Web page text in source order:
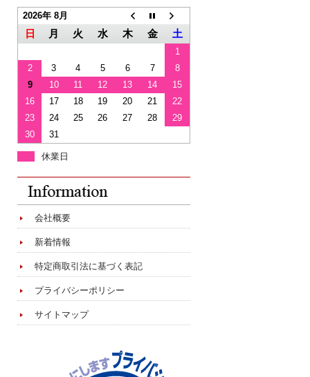
2026年 8月
日 月 火 水 木 金 土
1
2
3 4 5 6 7
8
9
10 11 12 13 14
15
16
17 18 19 20 21
22
23
24 25 26 27 28
29
30
31
休業日
会社概要
新着情報
特定商取引法に基づく表記
プライバシーポリシー
サイトマップ